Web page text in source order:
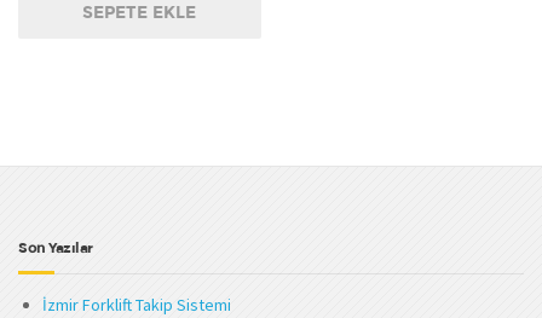
SEPETE EKLE
Son Yazılar
İzmir Forklift Takip Sistemi